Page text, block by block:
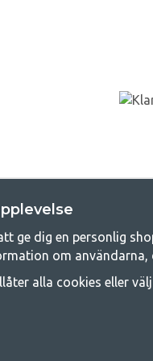
erbjuder vi riktigt bra
ge dig en personlig
om användarna,
alla cookies eller